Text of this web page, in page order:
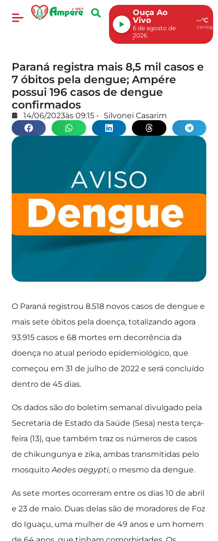
Ouça Ao
Vivo
6 de agosto de
2026
--°C
Paraná registra mais 8,5 mil casos e
7 óbitos pela dengue; Ampére
possui 196 casos de dengue
confirmados
14/06/2023às 09:15 • Silvonei Casarim
O Paraná registrou 8.518 novos casos de dengue e
mais sete óbitos pela doença, totalizando agora
93.915 casos e 68 mortes em decorrência da
doença no atual período epidemiológico, que
começou em 31 de julho de 2022 e será concluído
dentro de 45 dias.
Os dados são do boletim semanal divulgado pela
Secretaria de Estado da Saúde (Sesa) nesta terça-
feira (13), que também traz os números de casos
de chikungunya e zika, ambas transmitidas pelo
mosquitoAedes aegypti, o mesmo da dengue.
As sete mortes ocorreram entre os dias 10 de abril
e 23 de maio. Duas delas são de moradores de Foz
do Iguaçu, uma mulher de 49 anos e um homem